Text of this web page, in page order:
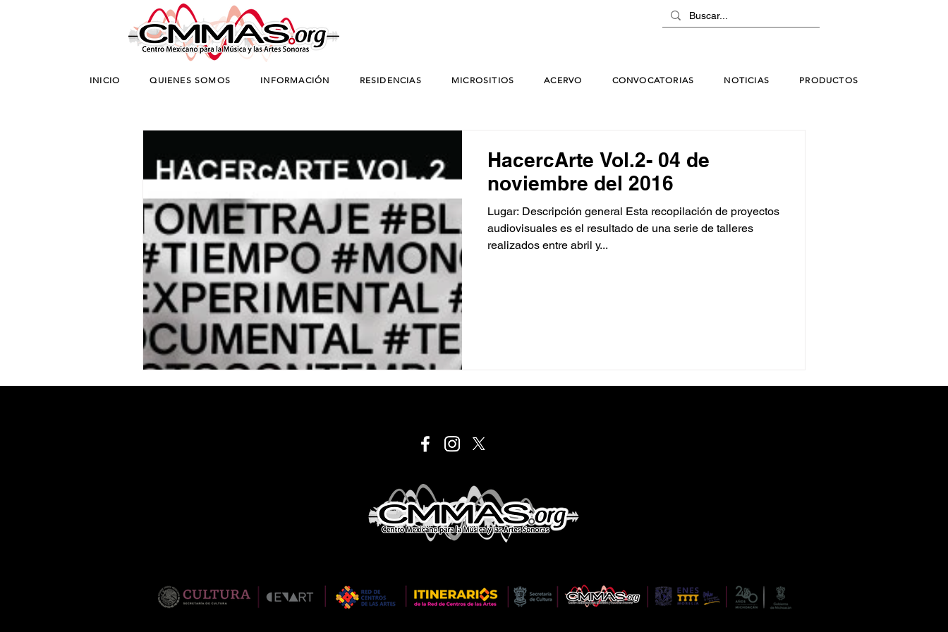
INICIO QUIENES SOMOS INFORMACIÓN RESIDENCIAS MICROSITIOS ACERVO CONVOCATORIAS NOTICIAS PRODUCTOS
HacercArte Vol.2- 04 de
noviembre del 2016
Lugar: Descripción general Esta recopilación de proyectos
audiovisuales es el resultado de una serie de talleres
realizados entre abril y...